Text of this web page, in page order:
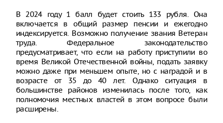
В 2024 году 1 балл будет стоить 133 рубля. Она
включается в общий размер пенсии и ежегодно
индексируется. Возможно получение звания Ветеран
труда. Федеральное законодательство
предусматривает, что если на работу приступили во
время Великой Отечественной войны, подать заявку
можно даже при меньшем опыте, но с наградой и в
возрасте от 35 до 40 лет. Однако ситуация в
большинстве районов изменилась после того, как
полномочия местных властей в этом вопросе были
расширены.